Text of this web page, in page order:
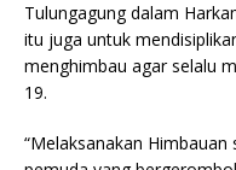
Tulungagung dalam
itu juga untuk
menghimbau agar selalu
19.
“Melaksanakan